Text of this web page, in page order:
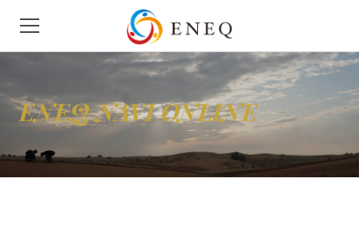
ENEQ NAVI ONLINE
会社概要
ニュース